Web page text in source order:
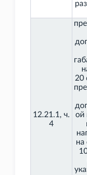
12.21.1, ч.
4
20
ой
на